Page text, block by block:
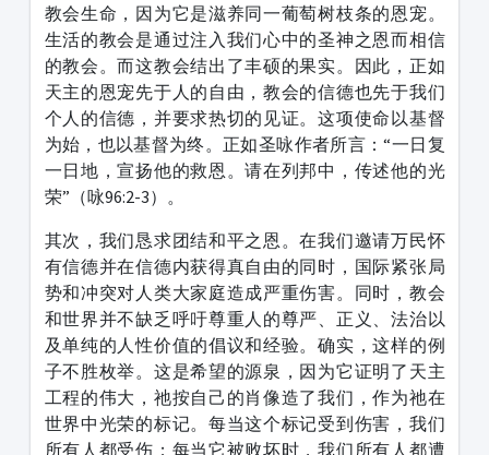
教会生命，因为它是滋养同一葡萄树枝条的恩宠。
生活的教会是通过注入我们心中的圣神之恩而相信
的教会。而这教会结出了丰硕的果实。因此，正如
天主的恩宠先于人的自由，教会的信德也先于我们
个人的信德，并要求热切的见证。这项使命以基督
为始，也以基督为终。正如圣咏作者所言：“一日复
一日地，宣扬他的救恩。请在列邦中，传述他的光
荣”（咏96:2-3）。
其次，我们恳求团结和平之恩。在我们邀请万民怀
有信德并在信德内获得真自由的同时，国际紧张局
势和冲突对人类大家庭造成严重伤害。同时，教会
和世界并不缺乏呼吁尊重人的尊严、正义、法治以
及单纯的人性价值的倡议和经验。确实，这样的例
子不胜枚举。这是希望的源泉，因为它证明了天主
工程的伟大，祂按自己的肖像造了我们，作为祂在
世界中光荣的标记。每当这个标记受到伤害，我们
所有人都受伤；每当它被败坏时，我们所有人都遭